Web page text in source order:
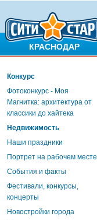
КРАСНОДАР
Конкурс
Фотоконкурс - Моя
Магнитка: архитектура от
классики до хайтека
Недвижимость
Наши праздники
Портрет на рабочем месте
События и факты
Фестивали, конкурсы,
концерты
Новостройки города